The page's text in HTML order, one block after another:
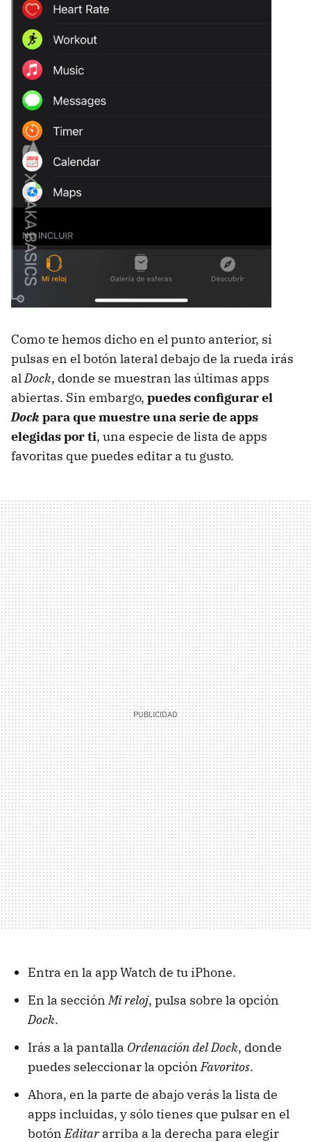
Como te hemos dicho en el punto anterior, si
pulsas en el botón lateral debajo de la rueda irás
alDock, donde se muestran las últimas apps
abiertas. Sin embargo, puedes configurar el
Dockpara que muestre una serie de apps
elegidas por ti, una especie de lista de apps
favoritas que puedes editar a tu gusto.
Entra en la app Watch de tu iPhone.
En la secciónMi reloj, pulsa sobre la opción
Dock.
Irás a la pantalla Ordenación del Dock, donde
puedes seleccionar la opciónFavoritos.
Ahora, en la parte de abajo verás la lista de
apps incluidas, y sólo tienes que pulsar en el
botónEditararriba a la derecha para elegir